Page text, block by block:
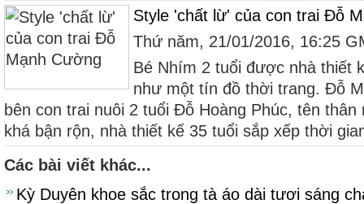
Style 'chất lừ' của con trai Đỗ
Thứ năm, 21/01/2016, 16:25
Bé Nhím 2 tuổi được nhà thiết
như một tín đồ thời trang. Đỗ
bên con trai nuôi 2 tuổi Đỗ Hoàng Phúc, tên
khá bận rộn, nhà thiết kế 35 tuổi sắp xếp thời
Các bài viết khác...
Kỳ Duyên khoe sắc trong tà áo dài tươi sáng